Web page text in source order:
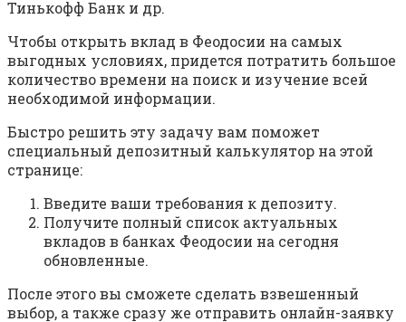
Тинькофф Банк и др.
Чтобы открыть вклад в Феодосии на самых
выгодных условиях, придется потратить большое
количество времени на поиск и изучение всей
необходимой информации.
Быстро решить эту задачу вам поможет
специальный депозитный калькулятор на этой
странице:
Введите ваши требования к депозиту.
Получите полный список актуальных
вкладов в банках Феодосии на сегодня
обновленные.
После этого вы сможете сделать взвешенный
выбор, а также сразу же отправить онлайн-заявку